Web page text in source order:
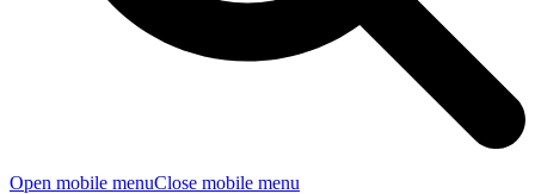
Open mobile menuClose mobile menu